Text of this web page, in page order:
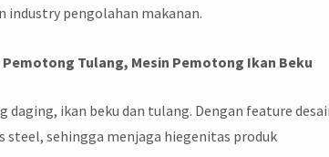
industry pengolahan makanan.
Tulang, Mesin Pemotong Ikan Beku
daging, ikan beku dan tulang. Dengan feature
steel, sehingga menjaga hiegenitas produk